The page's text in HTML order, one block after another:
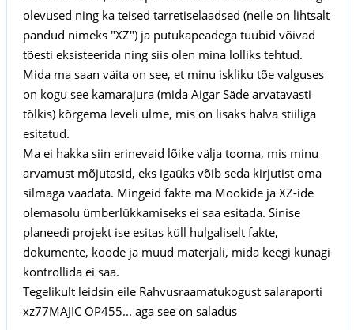
olevused ning ka teised tarretiselaadsed (neile on lihtsalt
pandud nimeks "XZ") ja putukapeadega tüübid võivad
tõesti eksisteerida ning siis olen mina lolliks tehtud.
Mida ma saan väita on see, et minu iskliku tõe valguses
on kogu see kamarajura (mida Aigar Säde arvatavasti
tõlkis) kõrgema leveli ulme, mis on lisaks halva stiiliga
esitatud.
Ma ei hakka siin erinevaid lõike välja tooma, mis minu
arvamust mõjutasid, eks igaüks võib seda kirjutist oma
silmaga vaadata. Mingeid fakte ma Mookide ja XZ-ide
olemasolu ümberlükkamiseks ei saa esitada. Sinise
planeedi projekt ise esitas küll hulgaliselt fakte,
dokumente, koode ja muud materjali, mida keegi kunagi
kontrollida ei saa.
Tegelikult leidsin eile Rahvusraamatukogust salaraporti
xz77MAJIC OP455... aga see on saladus